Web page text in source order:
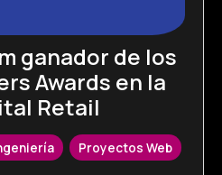
ganador de los
Awards en la
Retail
Proyectos Web